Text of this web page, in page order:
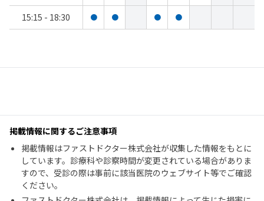
15:15 - 18:30 ● ● ● ●
掲載情報に関するご注意事項
掲載情報はファストドクター株式会社が収集した情報をもとに
しています。診療科や診察時間が変更されている場合がありま
すので、受診の際は事前に該当医院のウェブサイト等でご確認
ください。